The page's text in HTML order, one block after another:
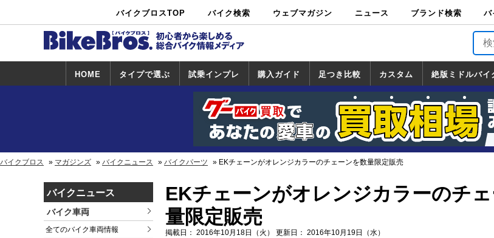
バイクブロスTOP バイク検索
中古バイ
ク・新車検
カタログ検
索
ショップ検
索
ウェブマガジン ニュース ブランド検索 バ
バ
HOME タイプで選ぶ 試乗インプレ
試乗インプレ
一覧
ホンダ
ヤマハ
スズキ
カワサキ
ハーレー
BMW
トライアンフ
ドゥカティ
購入ガイド
一覧
足つき比較 カスタム
カスタム
一覧
ホンダ
ヤマハ
スズキ
カワサキ
絶版ミドルバイ
絶版ミドルバイ
一覧
ホンダ
ヤマハ
スズキ
カワサキ
道の駅調査隊
ツーリング情報局
日本の道50選
国道めぐり
林道ツーリング
バイクブロス マガジンズ バイクニュース バイクパーツ EKチェーンがオレンジカラーのチェーンを数量限定販売
バイクニュース
バイク車両
全てのバイク車両情報
EKチェーンがオレンジカラーのチ
量限定販売
掲載日： 2016年10月18日（火） 更新日： 2016年10月19日（水）